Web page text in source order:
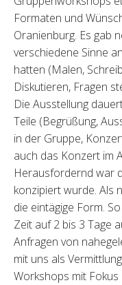
Formaten und
Oranienburg. Es gab
verschiedene Sinne
hatten (Malen,
Diskutieren, Fragen
Die Ausstellung
Teile (Begrüßung,
in der Gruppe,
auch das Konzert im
Herausfordernd war
konzipiert wurde. Als
die eintägige Form.
Zeit auf 2 bis 3 Tage
Anfragen von
mit uns als
Workshops mit